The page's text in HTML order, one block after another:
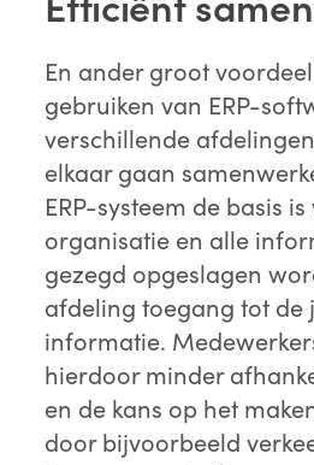
En ander groot
gebruiken van ERP-
verschillende
elkaar gaan
ERP-systeem de basis
organisatie en alle
gezegd opgeslagen
afdeling toegang tot de
informatie.
hierdoor minder
en de kans op het
door bijvoorbeeld